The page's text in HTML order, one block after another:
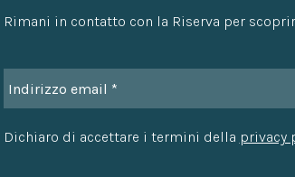
Rimani in contatto con la Riserva per
Dichiaro di accettare i termini della privacy